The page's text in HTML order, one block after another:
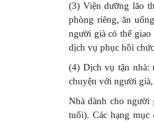
(3) Viện dưỡng lão
phòng riêng, ăn
người già có thể
dịch vụ phục hồi
(4) Dịch vụ tận nhà:
chuyện với người
Nhà dành cho
tuổi). Các hạng